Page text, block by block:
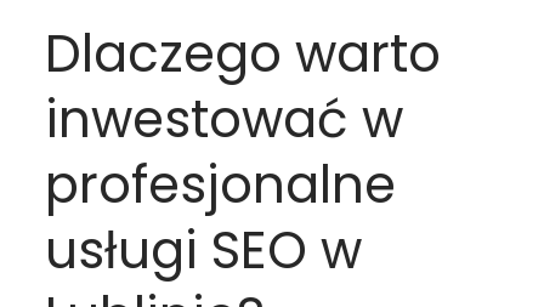
Dlaczego warto
inwestować w
profesjonalne
usługi SEO w